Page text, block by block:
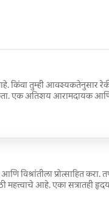
किंवा तुम्ही आवश्यकतेनुसार
एक अतिशय आरामदायक आणि
घाला. तुम्ही मसाज टेबलवर पूर्ण
प्रोत्साहित करा. तणाव आणि
महत्त्वाचे आहे. एका सत्रातही